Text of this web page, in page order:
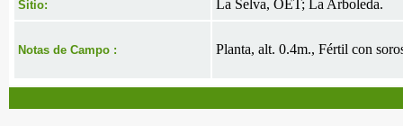
Sitio: La Selva, OET; La Arboleda.
Notas de Campo : Planta, alt. 0.4m., Fértil con